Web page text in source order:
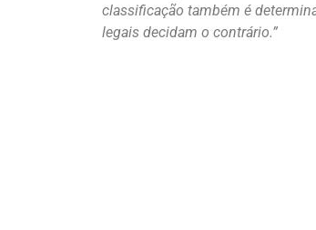
classificação também é
legais decidam o contrário.”